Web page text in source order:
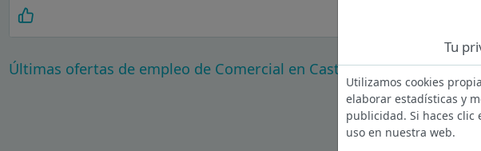
Últimas ofertas de empleo de Comercial en Castelló
Ver más ofertas
Tu
Utilizamos cookies
elaborar estadísticas y
publicidad. Si haces clic
uso en nuestra web.